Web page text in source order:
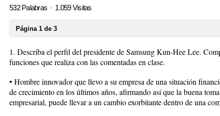
532 Palabras
1.059 Visitas
Página 1 de 3
1. Describa el perfil del presidente de Samsung Kun-Hee Lee.
funciones que realiza con las comentadas en clase.
• Hombre innovador que llevo a su empresa de una situación
de crecimiento en los últimos años, afirmando así que la buena
empresarial, puede llevar a un cambio exorbitante dentro de una